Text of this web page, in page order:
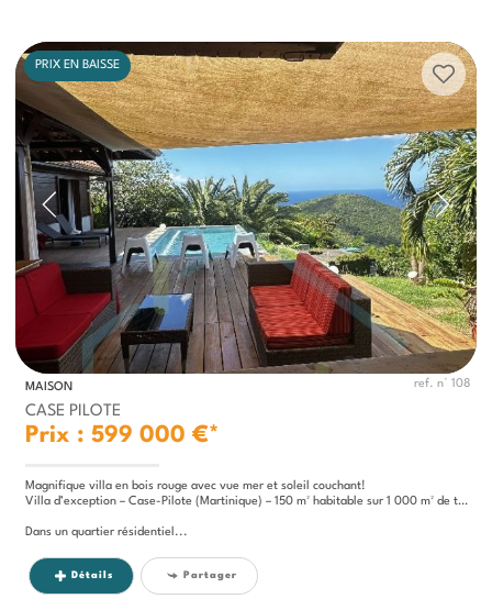
PRIX EN BAISSE
MAISON ref. n° 108
CASE PILOTE
Prix : 599 000 €*
Magnifique villa en bois rouge avec vue mer et soleil couchant!
Villa d’exception – Case-Pilote (Martinique) – 150 m² habitable sur 1 000 m² de terrain
Dans un quartier résidentiel...
Détails Partager